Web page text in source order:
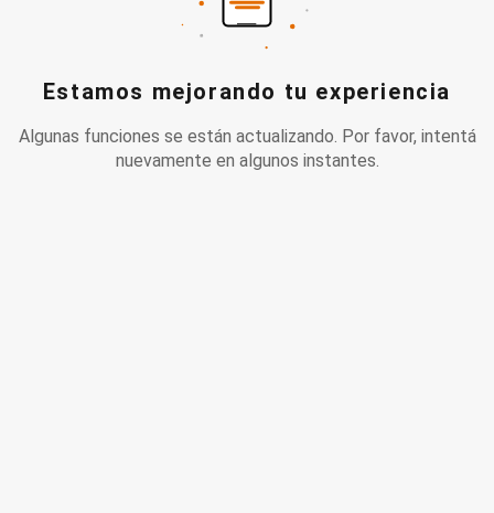
Estamos mejorando tu experiencia
Algunas funciones se están actualizando. Por favor, intentá
nuevamente en algunos instantes.